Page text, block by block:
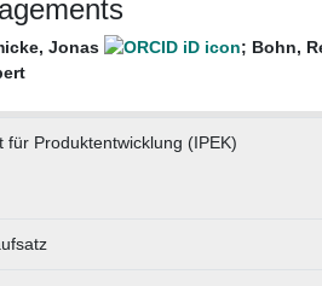
Jonas ; Bohn,
für Produktentwicklung (IPEK)